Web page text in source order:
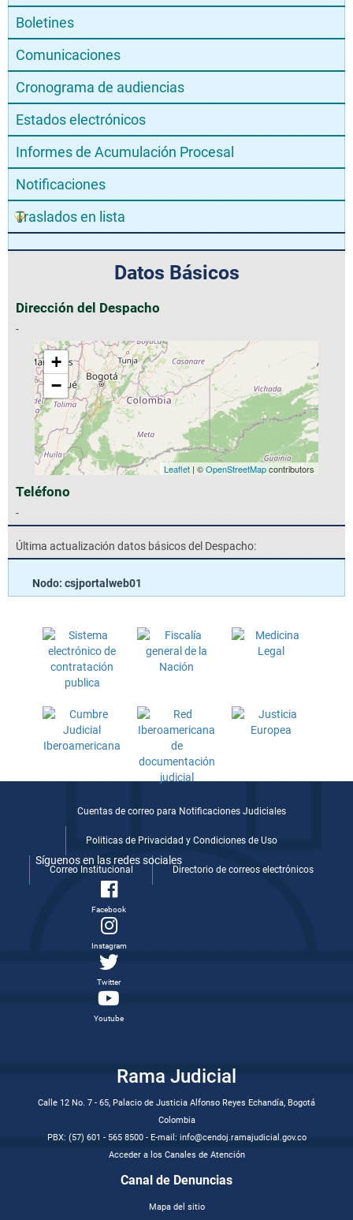
Boletines
Comunicaciones
Cronograma de audiencias
Estados electrónicos
Informes de Acumulación Procesal
Notificaciones
Traslados en lista
Datos Básicos
Dirección del Despacho
-
+
−
Leaflet| ©OpenStreetMapcontributors
Teléfono
-
Última actualización datos básicos del Despacho:
Nodo: csjportalweb01
Cuentas de correo para Notificaciones Judiciales
Politicas de Privacidad y Condiciones de Uso
Correo Institucional Directorio de correos electrónicos
Síguenos en las redes sociales
Facebook
Instagram
Twitter
Youtube
Rama Judicial
Calle 12 No. 7 - 65, Palacio de Justicia Alfonso Reyes Echandía, Bogotá
Colombia
PBX: (57) 601 - 565 8500 - E-mail: info@cendoj.ramajudicial.gov.co
Acceder a los Canales de Atención
Canal de Denuncias
Mapa del sitio